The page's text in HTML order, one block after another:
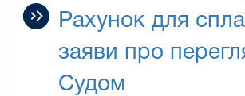
Рахунок для
заяви про
Судом